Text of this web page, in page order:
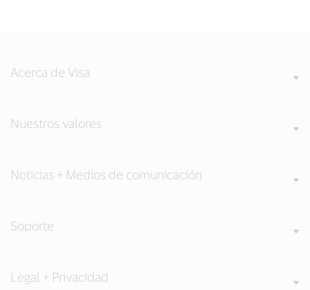
Acerca de Visa
Nuestros valores
Noticias + Medios de comunicación
Soporte
Legal + Privacidad